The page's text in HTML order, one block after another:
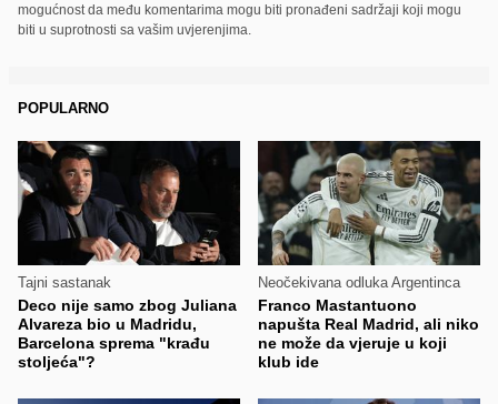
mogućnost da među komentarima mogu biti pronađeni sadržaji koji mogu
biti u suprotnosti sa vašim uvjerenjima.
POPULARNO
Tajni sastanak
Deco nije samo zbog Juliana
Alvareza bio u Madridu,
Barcelona sprema "krađu
stoljeća"?
Neočekivana odluka Argentinca
Franco Mastantuono
napušta Real Madrid, ali niko
ne može da vjeruje u koji
klub ide